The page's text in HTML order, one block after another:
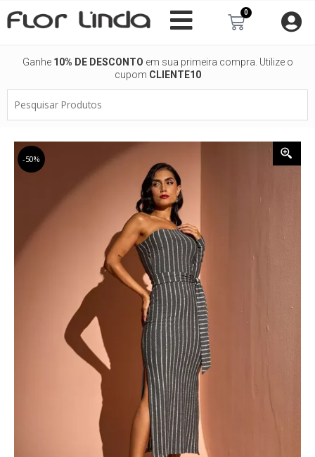
para
0
Carrinho
Ganhe 10% DE DESCONTO em sua primeira compra. Utilize o
cupom CLIENTE10
Produtos
-50%